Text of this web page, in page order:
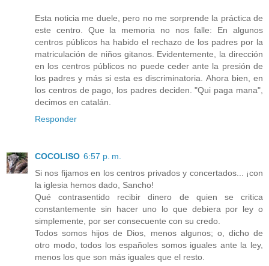
Esta noticia me duele, pero no me sorprende la práctica de
este centro. Que la memoria no nos falle: En algunos
centros públicos ha habido el rechazo de los padres por la
matriculación de niños gitanos. Evidentemente, la dirección
en los centros públicos no puede ceder ante la presión de
los padres y más si esta es discriminatoria. Ahora bien, en
los centros de pago, los padres deciden. "Qui paga mana",
decimos en catalán.
Responder
COCOLISO 6:57 p. m.
Si nos fijamos en los centros privados y concertados... ¡con
la iglesia hemos dado, Sancho!
Qué contrasentido recibir dinero de quien se critica
constantemente sin hacer uno lo que debiera por ley o
simplemente, por ser consecuente con su credo.
Todos somos hijos de Dios, menos algunos; o, dicho de
otro modo, todos los españoles somos iguales ante la ley,
menos los que son más iguales que el resto.